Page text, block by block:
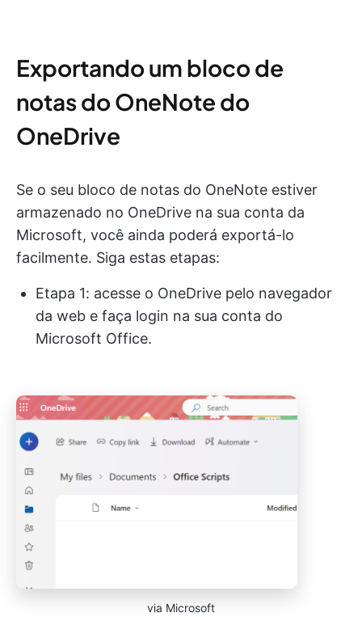
Exportando um bloco de
notas do OneNote do
OneDrive
Se o seu bloco de notas do OneNote estiver
armazenado no OneDrive na sua conta da
Microsoft, você ainda poderá exportá-lo
facilmente. Siga estas etapas:
Etapa 1: acesse o OneDrive pelo navegador
da web e faça login na sua conta do
Microsoft Office.
via Microsoft